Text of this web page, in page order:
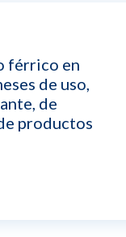
férrico en
de uso,
de
productos